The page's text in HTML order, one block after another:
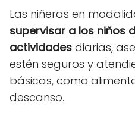
Las niñeras en
supervisar a los niños
actividades diarias,
estén seguros y
básicas, como
descanso.